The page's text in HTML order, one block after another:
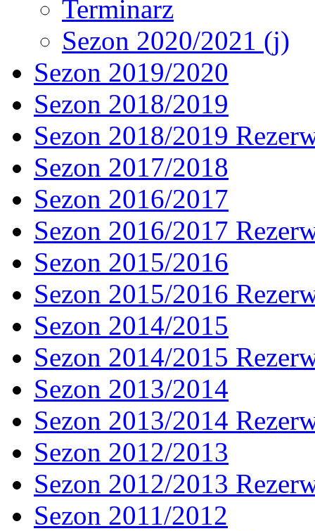
Terminarz
Sezon 2020/2021 (j)
Sezon 2019/2020
Sezon 2018/2019
Sezon 2018/2019
Sezon 2017/2018
Sezon 2016/2017
Sezon 2016/2017
Sezon 2015/2016
Sezon 2015/2016
Sezon 2014/2015
Sezon 2014/2015
Sezon 2013/2014
Sezon 2013/2014
Sezon 2012/2013
Sezon 2012/2013
Sezon 2011/2012